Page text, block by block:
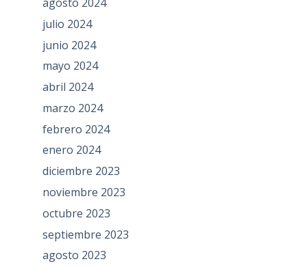
julio 2024
junio 2024
mayo 2024
abril 2024
marzo 2024
febrero 2024
enero 2024
diciembre 2023
noviembre 2023
octubre 2023
septiembre 2023
agosto 2023